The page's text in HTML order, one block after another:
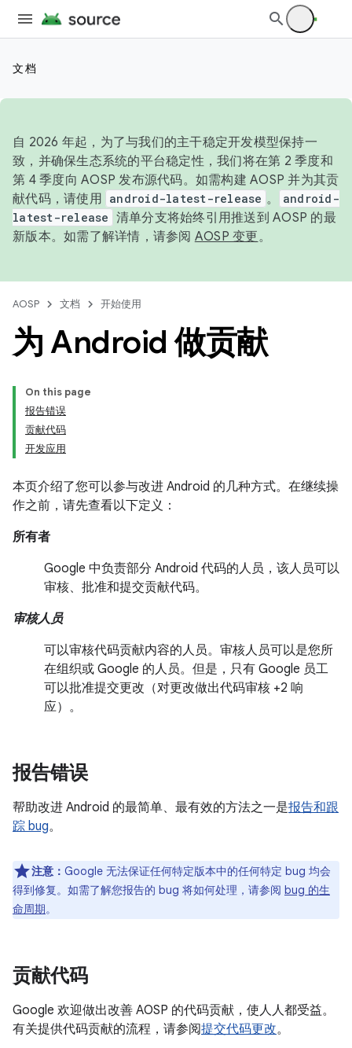
文档
自 2026 年起，为了与我们的主干稳定开发模型保持一
致，并确保生态系统的平台稳定性，我们将在第 2 季度和
第 4 季度向 AOSP 发布源代码。如需构建 AOSP 并为其贡
献代码，请使用 android-latest-release 。
android-
latest-release 清单分支将始终引用推送到 AOSP 的最
新版本。如需了解详情，请参阅 AOSP 变更。
AOSP 文档 开始使用
为 Android 做贡献
On this page
报告错误
贡献代码
开发应用
本页介绍了您可以参与改进 Android 的几种方式。在继续操
作之前，请先查看以下定义：
所有者
Google 中负责部分 Android 代码的人员，该人员可以
审核、批准和提交贡献代码。
审核人员
可以审核代码贡献内容的人员。审核人员可以是您所
在组织或 Google 的人员。但是，只有 Google 员工
可以批准提交更改（对更改做出代码审核 +2 响
应）。
报告错误
帮助改进 Android 的最简单、最有效的方法之一是报告和跟
踪 bug。
注意： Google 无法保证任何特定版本中的任何特定 bug 均会
得到修复。如需了解您报告的 bug 将如何处理，请参阅 bug 的生
命周期。
贡献代码
Google 欢迎做出改善 AOSP 的代码贡献，使人人都受益。
有关提供代码贡献的流程，请参阅提交代码更改。